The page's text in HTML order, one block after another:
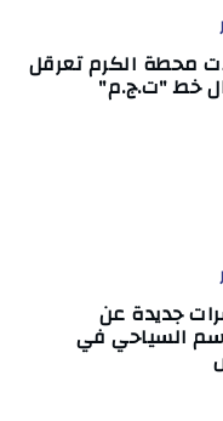
محطة الكرم تعرقل
خط "ت.ج.م"
جديدة عن
السياحي في